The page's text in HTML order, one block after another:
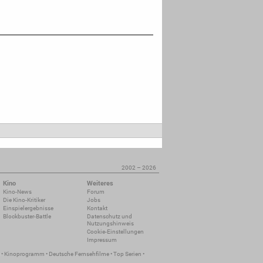
2002 – 2026
Kino
Kino-News
Die Kino-Kritiker
Einspielergebnisse
Blockbuster-Battle
Weiteres
Forum
Jobs
Kontakt
Datenschutz und
Nutzungshinweis
Cookie-Einstellungen
Impressum
• Kinoprogramm • Deutsche Fernsehfilme •Top Serien •